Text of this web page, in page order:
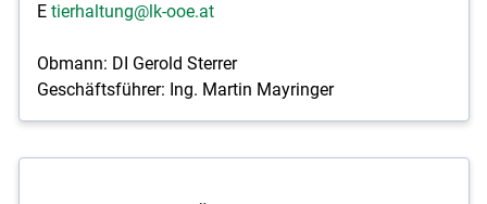
E tierhaltung@lk-ooe.at
Obmann: DI Gerold Sterrer
Geschäftsführer: Ing. Martin Mayringer